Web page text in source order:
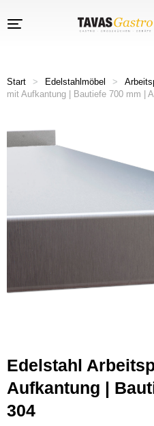
Start > Edelstahlmöbel >
mit Aufkantung | Bautiefe 700 mm |
Edelstahl
Aufkantung |
304